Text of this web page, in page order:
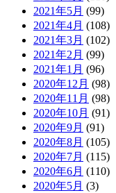
2021年5月 (99)
2021年4月 (108)
2021年3月 (102)
2021年2月 (99)
2021年1月 (96)
2020年12月 (98)
2020年11月 (98)
2020年10月 (91)
2020年9月 (91)
2020年8月 (105)
2020年7月 (115)
2020年6月 (110)
2020年5月 (3)